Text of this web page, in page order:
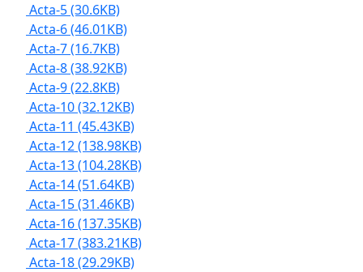
Acta-5(30.6KB)
Acta-6(46.01KB)
Acta-7(16.7KB)
Acta-8(38.92KB)
Acta-9(22.8KB)
Acta-10(32.12KB)
Acta-11 (45.43KB)
Acta-12(138.98KB)
Acta-13(104.28KB)
Acta-14(51.64KB)
Acta-15(31.46KB)
Acta-16(137.35KB)
Acta-17(383.21KB)
Acta-18(29.29KB)